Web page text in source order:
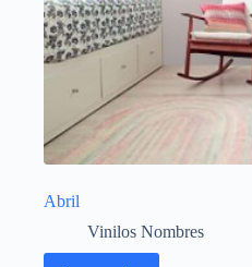
Abril
Vinilos Nombres